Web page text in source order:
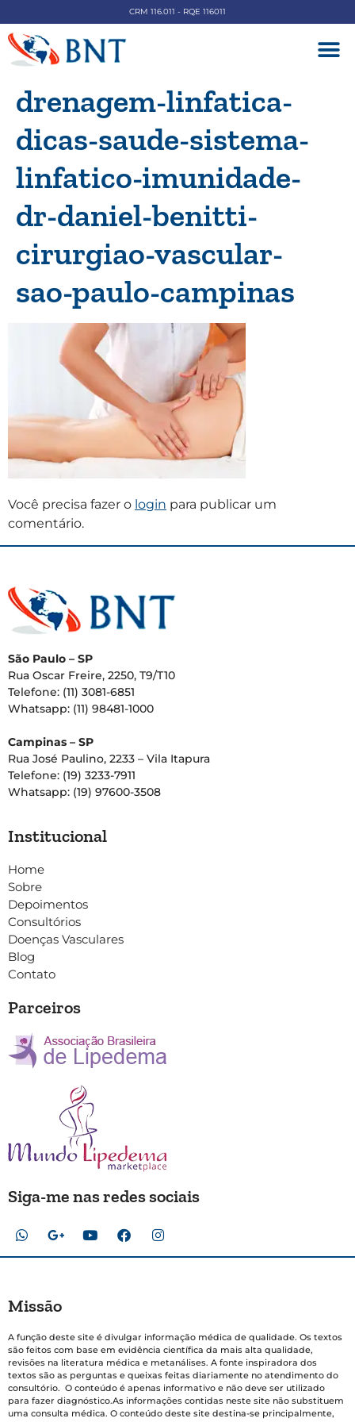
CRM 116.011 - RQE 116011
drenagem-linfatica-
dicas-saude-sistema-
linfatico-imunidade-
dr-daniel-benitti-
cirurgiao-vascular-
sao-paulo-campinas
Você precisa fazer o login para publicar um
comentário.
São Paulo – SP
Rua Oscar Freire, 2250, T9/T10
Telefone: (11) 3081-6851
Whatsapp: (11) 98481-1000
Campinas – SP
Rua José Paulino, 2233 – Vila Itapura
Telefone: (19) 3233-7911
Whatsapp: (19) 97600-3508
Institucional
Home
Sobre
Depoimentos
Consultórios
Doenças Vasculares
Blog
Contato
Parceiros
Siga-me nas redes sociais
Missão
A função deste site é divulgar informação médica de qualidade. Os textos
são feitos com base em evidência científica da mais alta qualidade,
revisões na literatura médica e metanálises. A fonte inspiradora dos
textos são as perguntas e queixas feitas diariamente no atendimento do
consultório. O conteúdo é apenas informativo e não deve ser utilizado
para fazer diagnóstico.As informações contidas neste site não substituem
uma consulta médica. O conteúdo deste site destina-se principalmente,